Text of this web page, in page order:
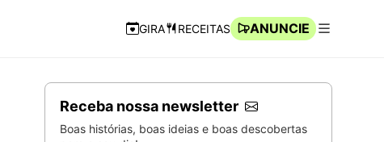
Navegação Rápida
GIRA RECEITAS
ANUNCIE
Receba nossa newsletter
Boas histórias, boas ideias e boas descobertas